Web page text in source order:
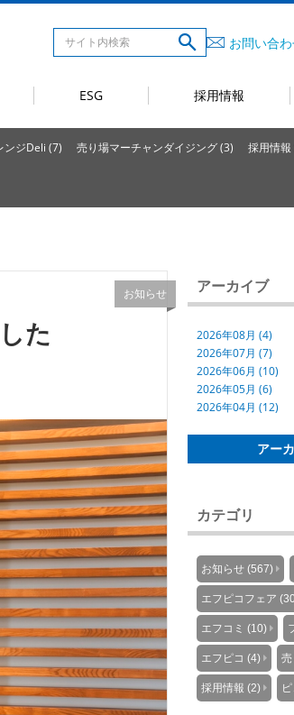
お問い合
ESG 採用情報
ンジDeli (7) 売り場マーチャンダイジング (3) 採用情報
お知らせ
た
アーカイブ
2026年08月 (4)
2026年07月 (7)
2026年06月 (10)
2026年05月 (6)
2026年04月 (12)
アー
カテゴリ
お知らせ (567)
エフピコフェア
エフコミ (10)
エフピコ (4)
採用情報 (2)